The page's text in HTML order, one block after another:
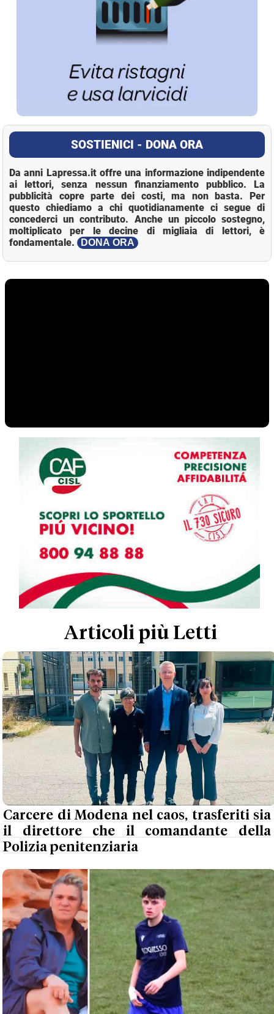
SOSTIENICI - DONA ORA
Da anni Lapressa.it offre una informazione indipendente
ai lettori, senza nessun finanziamento pubblico. La
pubblicità copre parte dei costi, ma non basta. Per
questo chiediamo a chi quotidianamente ci segue di
concederci un contributo. Anche un piccolo sostegno,
moltiplicato per le decine di migliaia di lettori, è
fondamentale.
DONA ORA
Articoli più Letti
Carcere di Modena nel caos, trasferiti sia
il direttore che il comandante della
Polizia penitenziaria